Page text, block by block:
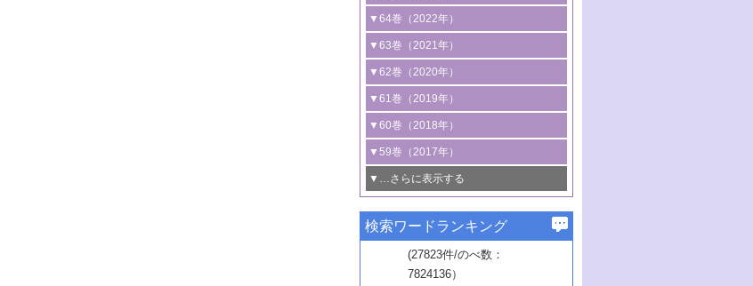
3号 有機分子変換やCO 資源化のための
光触媒に関する最近の研究
B号 第137回触媒討論会（2026年）
2号 水素製造のための水分解技術に関す
る最近の研究
3号 オレフィン系樹脂の精密合成に関す
る最新技術
4号 アルコール類の効率的変換を実現す
る非貴金属触媒の研究動向
5号 ゼオライトの合成と応用における研
究動向
6号 ヘテロ接合界面
B号 第135回触媒討論会（2025年）
2号 規制反応場を活用した固体触媒研究
の新展開
3号 未踏分子変換を目指した酸化触媒プ
ロセスの最前線
4号 シンクロトロン放射光および中性子
線を利用した触媒解析技術の最先端
5号 単原子触媒
6号 参照触媒委員会からのお知らせ
B号 第133回触媒討論会（2023年）
1号 炭素が関わる触媒機能
2号 プラスチックケミカルリサイクルの
ための触媒技術
3号 非酸化物系金属化合物を基盤とした
触媒材料の開発
4号 格子酸素・格子酸素欠陥を利用した
触媒反応
5号 生体触媒によるエネルギー変換反応
6号 窒素とリンの循環のための触媒・機
能性材料
▼64巻（2022年）
1号 合成ガス製造とCOを用いるケミカル
ズ合成の最新動向
2号 化学品合成のための合金触媒開発
3号 CO の排出削減および有効活用のた
めの触媒技術
4号 若手による情報発信企画～とびたて
若き触媒の研究者たち～（1）
若き触媒の研究者たち～（2）
6号 石油のノーブル・ユースを志向した
触媒技術
▼63巻（2021年）
1号 金触媒の新展開
2号 ペロブスカイト
3号 特殊反応場を利用した触媒的分子変
換反応
4号 多孔質材料を用いた触媒の新展開
5号 情報学的手法を用いた触媒開発
6号 カーボンニュートラルに向けた電解
技術
B号 第127回触媒討論会（2021年・オン
ライン開催(Zoom)のみ）
▼62巻（2020年）
1号 触媒設計を拓く欠陥構造のキャラク
タリゼーション
2号 機能化学品製造に資するクリーンな
触媒的酸化反応
3号 水処理のための触媒化学
4号 光触媒を用いた水分解の最新の研究
動向
5号 次世代の触媒プロセスを支えるマイ
▼61巻（2019年）
1号 物質移動制御に着目した触媒プロセ
ス開発
2号 CO2 フリー水素サプライチェーンに
関わる触媒開発動向
3号 精密高分子合成に関する最近の研究
動向
4号 バイオマス化成品製造のための触媒
▼60巻（2018年）
1号 固体酸触媒の最新の研究動向
2号 二酸化炭素からの有用化学品合成
3号 ナノ粒子・クラスター触媒の最前線
4号 60周年記念企画
5号 進化するゼオライト合成技術
6号 非貴金属系触媒における電気化学的
▼59巻（2017年）
1号 いたるところに，触媒
最先端技術
3号 無機分離膜材料の開発と触媒反応プ
ロセスへの適用
▼…さらに表示する
1号 ユニークな構造の高分子を生み出す触
2号 リグニンからの化成品製造に向けた触
▼57巻（2015年）
1号 水素キャリアにかかわる触媒技術の新
▼56巻（2014年）
検索ワードランキング
(27823件/のべ数：
7824136）